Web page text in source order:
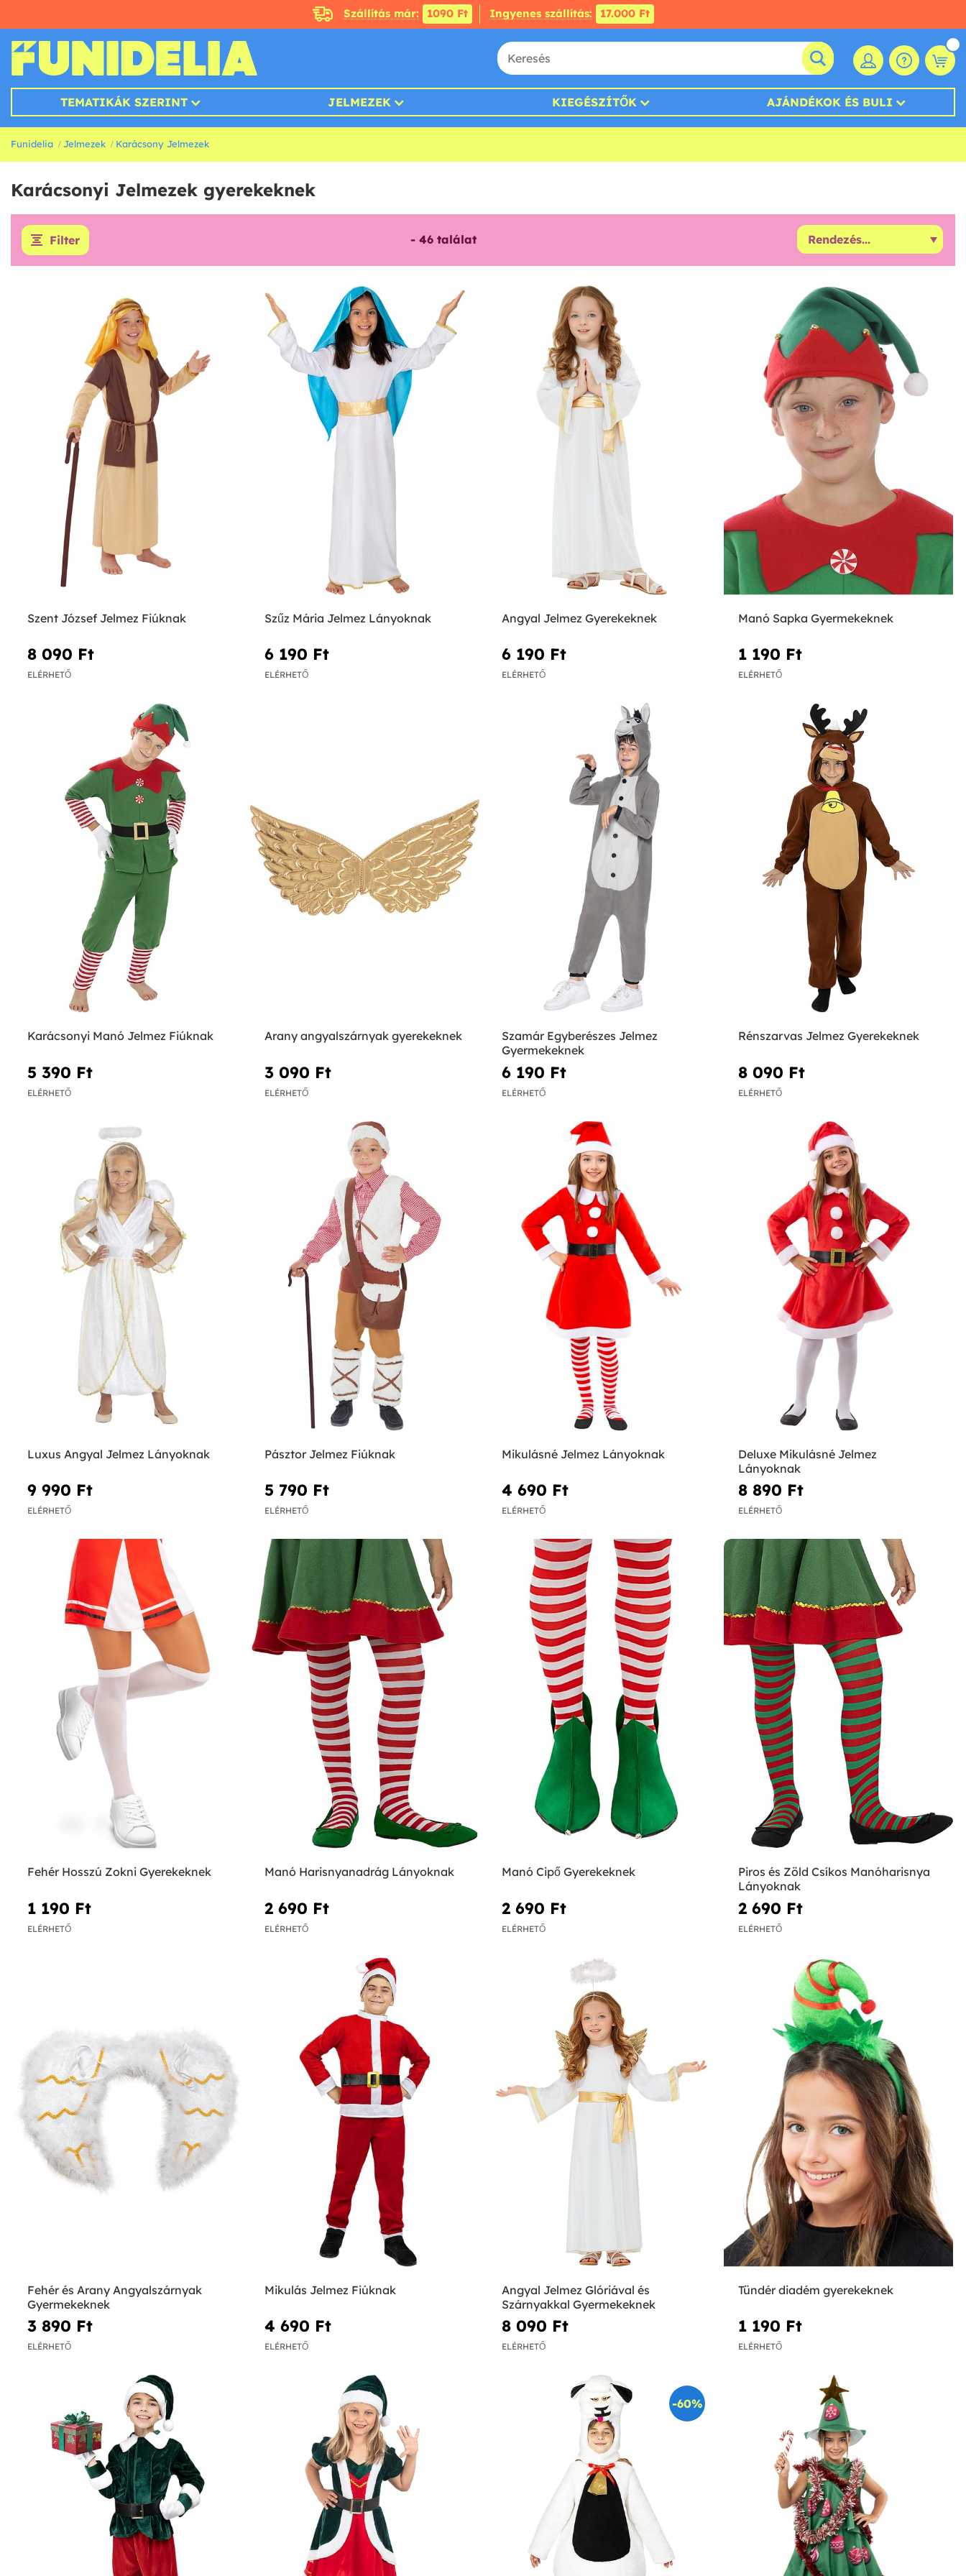
Szállítás már: 1090 Ft Ingyenes szállítás: 17.000 Ft
TEMATIKÁK SZERINT JELMEZEK KIEGÉSZÍTŐK AJÁNDÉKOK ÉS BULI
Funidelia Jelmezek Karácsony Jelmezek
Karácsonyi Jelmezek gyerekeknek
Filter - 46találat
Szent József Jelmez Fiúknak
8 090 Ft‎
ELÉRHETŐ
Szűz Mária Jelmez Lányoknak
6 190 Ft‎
ELÉRHETŐ
Angyal Jelmez Gyerekeknek
6 190 Ft‎
ELÉRHETŐ
Manó Sapka Gyermekeknek
1 190 Ft‎
ELÉRHETŐ
Karácsonyi Manó Jelmez Fiúknak
5 390 Ft‎
ELÉRHETŐ
Arany angyalszárnyak gyerekeknek
3 090 Ft‎
ELÉRHETŐ
Szamár Egyberészes Jelmez
Gyermekeknek
6 190 Ft‎
ELÉRHETŐ
Rénszarvas Jelmez Gyerekeknek
8 090 Ft‎
ELÉRHETŐ
Luxus Angyal Jelmez Lányoknak
9 990 Ft‎
ELÉRHETŐ
Pásztor Jelmez Fiúknak
5 790 Ft‎
ELÉRHETŐ
Mikulásné Jelmez Lányoknak
4 690 Ft‎
ELÉRHETŐ
Deluxe Mikulásné Jelmez
Lányoknak
8 890 Ft‎
ELÉRHETŐ
Fehér Hosszú Zokni Gyerekeknek
1 190 Ft‎
ELÉRHETŐ
Manó Harisnyanadrág Lányoknak
2 690 Ft‎
ELÉRHETŐ
Manó Cipő Gyerekeknek
2 690 Ft‎
ELÉRHETŐ
Piros és Zöld Csíkos Manóharisnya
Lányoknak
2 690 Ft‎
ELÉRHETŐ
Fehér és Arany Angyalszárnyak
Gyermekeknek
3 890 Ft‎
ELÉRHETŐ
Mikulás Jelmez Fiúknak
4 690 Ft‎
ELÉRHETŐ
Angyal Jelmez Glóriával és
Szárnyakkal Gyermekeknek
8 090 Ft‎
ELÉRHETŐ
Tündér diadém gyerekeknek
1 190 Ft‎
ELÉRHETŐ
-60%